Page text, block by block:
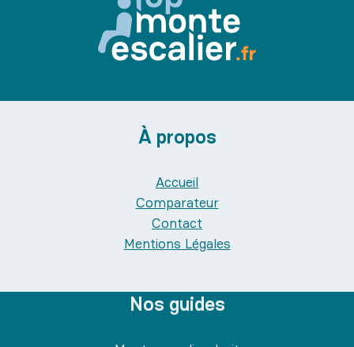
À propos
Accueil
Comparateur
Contact
Mentions Légales
Nos guides